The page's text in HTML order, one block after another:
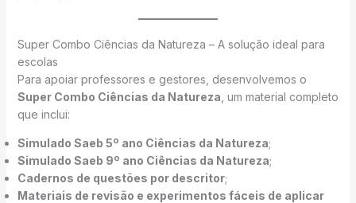
Super Combo Ciências da Natureza – A solução ideal para
escolas
Para apoiar professores e gestores, desenvolvemos o
Super Combo Ciências da Natureza , um material completo
que inclui:
Simulado Saeb 5º ano Ciências da Natureza;
Simulado Saeb 9º ano Ciências da Natureza;
Cadernos de questões por descritor;
Materiais de revisão e experimentos fáceis de aplicar